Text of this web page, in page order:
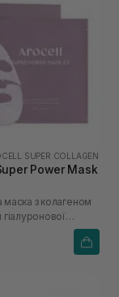
SUPER COLLAGEN
Power Mask
маска з колагеном